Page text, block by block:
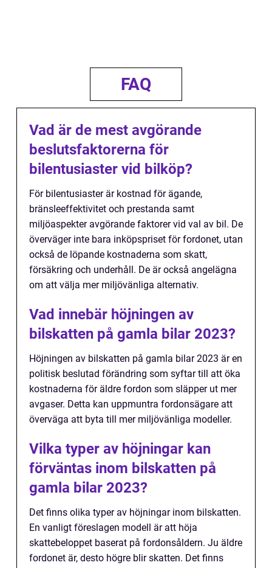
FAQ
Vad är de mest avgörande
beslutsfaktorerna för
bilentusiaster vid bilköp?
För bilentusiaster är kostnad för ägande,
bränsleeffektivitet och prestanda samt
miljöaspekter avgörande faktorer vid val av bil. De
överväger inte bara inköpspriset för fordonet, utan
också de löpande kostnaderna som skatt,
försäkring och underhåll. De är också angelägna
om att välja mer miljövänliga alternativ.
Vad innebär höjningen av
bilskatten på gamla bilar 2023?
Höjningen av bilskatten på gamla bilar 2023 är en
politisk beslutad förändring som syftar till att öka
kostnaderna för äldre fordon som släpper ut mer
avgaser. Detta kan uppmuntra fordonsägare att
överväga att byta till mer miljövänliga modeller.
Vilka typer av höjningar kan
förväntas inom bilskatten på
gamla bilar 2023?
Det finns olika typer av höjningar inom bilskatten.
En vanligt föreslagen modell är att höja
skattebeloppet baserat på fordonsåldern. Ju äldre
fordonet är, desto högre blir skatten. Det finns